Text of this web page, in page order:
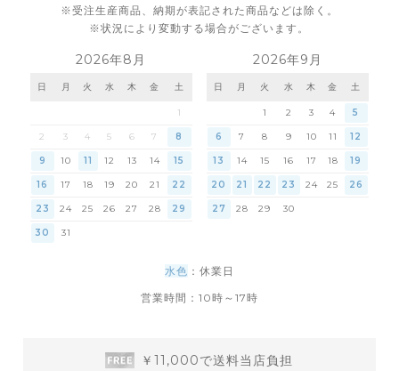
※受注生産商品、納期が表記された商品などは除く。
※状況により変動する場合がございます。
2026年8月
日 月 火 水 木 金 土
1
2 3 4 5 6 7 8
9 10 11 12 13 14 15
16 17 18 19 20 21 22
23 24 25 26 27 28 29
30 31
2026年9月
日 月 火 水 木 金 土
1 2 3 4 5
6 7 8 9 10 11 12
13 14 15 16 17 18 19
20 21 22 23 24 25 26
27 28 29 30
水色 ：休業日
営業時間：10時～17時
￥11,000で送料当店負担